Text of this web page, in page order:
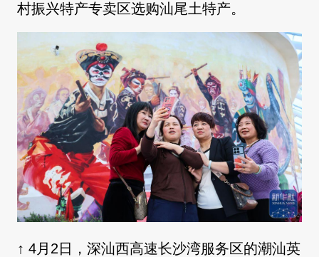
村振兴特产专卖区选购汕尾土特产。
↑ 4月2日，深汕西高速长沙湾服务区的潮汕英